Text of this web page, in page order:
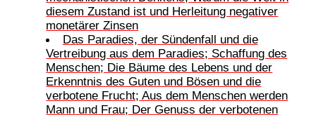
diesem Zustand ist und Herleitung negativer
monetärer Zinsen
Das Paradies, der Sündenfall und die
Vertreibung aus dem Paradies; Schaffung des
Menschen; Die Bäume des Lebens und der
Erkenntnis des Guten und Bösen und die
verbotene Frucht; Aus dem Menschen werden
Mann und Frau; Der Genuss der verbotenen